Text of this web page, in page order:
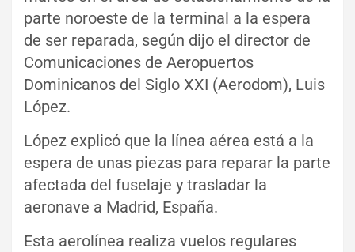
parte noroeste de la terminal a la espera
de ser reparada, según dijo el director de
Comunicaciones de Aeropuertos
Dominicanos del Siglo XXI (Aerodom), Luis
López.
López explicó que la línea aérea está a la
espera de unas piezas para reparar la parte
afectada del fuselaje y trasladar la
aeronave a Madrid, España.
Esta aerolínea realiza vuelos regulares